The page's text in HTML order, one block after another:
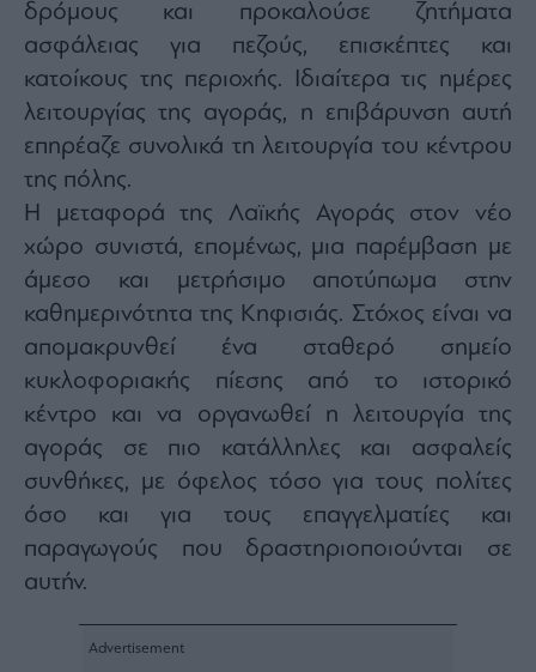
δρόμους και προκαλούσε ζητήματα
ασφάλειας για πεζούς, επισκέπτες και
κατοίκους της περιοχής. Ιδιαίτερα τις ημέρες
λειτουργίας της αγοράς, η επιβάρυνση αυτή
επηρέαζε συνολικά τη λειτουργία του κέντρου
της πόλης.
Η μεταφορά της Λαϊκής Αγοράς στον νέο
χώρο συνιστά, επομένως, μια παρέμβαση με
άμεσο και μετρήσιμο αποτύπωμα στην
καθημερινότητα της Κηφισιάς. Στόχος είναι να
απομακρυνθεί ένα σταθερό σημείο
κυκλοφοριακής πίεσης από το ιστορικό
κέντρο και να οργανωθεί η λειτουργία της
αγοράς σε πιο κατάλληλες και ασφαλείς
συνθήκες, με όφελος τόσο για τους πολίτες
όσο και για τους επαγγελματίες και
παραγωγούς που δραστηριοποιούνται σε
αυτήν.